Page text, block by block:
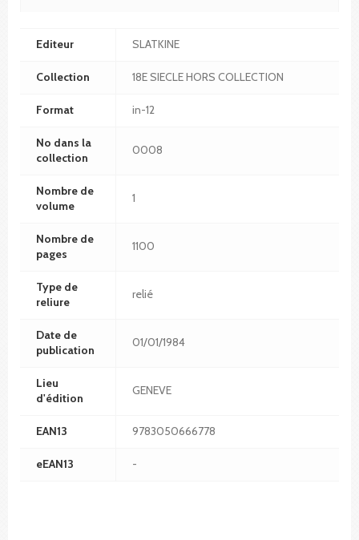
Editeur SLATKINE
Collection 18E SIECLE HORS COLLECTION
Format in-12
No dans la
collection
0008
Nombre de
volume
1
Nombre de
pages
1100
Type de
reliure
relié
Date de
publication
01/01/1984
Lieu
d'édition
GENEVE
EAN13 9783050666778
eEAN13 -